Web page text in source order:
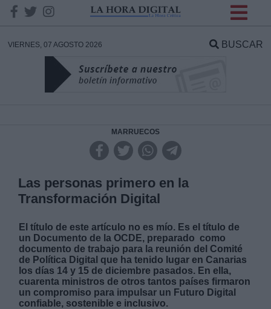
VIERNES, 07 AGOSTO 2026 BUSCAR
MARRUECOS
Las personas primero en la
Transformación Digital
El título de este artículo no es mío. Es el título de
un Documento de la OCDE, preparado como
documento de trabajo para la reunión del Comité
de Política Digital que ha tenido lugar en Canarias
los días 14 y 15 de diciembre pasados. En ella,
cuarenta ministros de otros tantos países firmaron
un compromiso para impulsar un Futuro Digital
confiable, sostenible e inclusivo.
DATOS
Responsable:
Destinatarios: